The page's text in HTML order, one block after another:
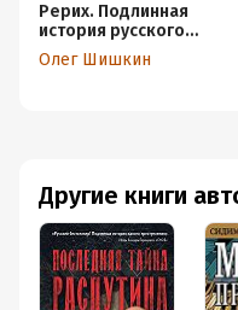
Другие книги
Рерих. Подлинная
история русского
Индианы Джонса
Олег Шишкин